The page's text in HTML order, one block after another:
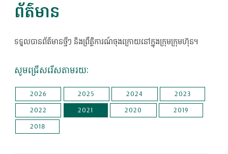
ព័ត៌មាន
ទទួលបានព័ត៌មានថ្មីៗ និងព្រឹត្តិការណ៍ចុងក្រោយនៅក្នុងក្រុមក្រុមហ៊ុន។
សូមជ្រើសរើសតាមរយៈ
2026 2025 2024
2023
2022
2021 2020
2019
2018